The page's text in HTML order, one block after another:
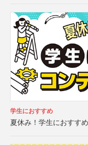
学生におすすめ
夏休み！学生におすす